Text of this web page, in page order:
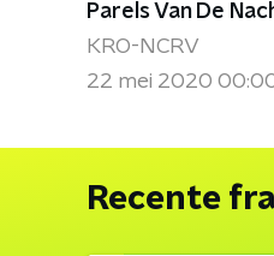
Parels Van De
KRO-NCRV
22 mei 2020
Recente